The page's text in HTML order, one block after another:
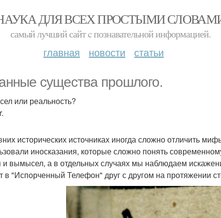
ДЛЯ ВСЕХ ПРОСТЫМИ
самый лучший сайт c познавательной информацией.
главная новости статьи
существа прошлого.
или реальность?
исторических источниках иногда сложно отличить
иносказания, которые сложно понять
вымысел, а в отдельных случаях мы наблюдаем
в "Испорченный Телефон" друг с другом на протяжении